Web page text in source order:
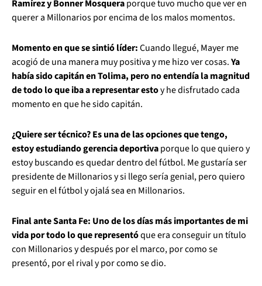
Ramírez y Bonner Mosqueraporque tuvo mucho que ver en
querer a Millonarios por encima de los malos momentos.
Momento en que se sintió líder:Cuando llegué, Mayer me
acogió de una manera muy positiva y me hizo ver cosas.Ya
había sido capitán en Tolima, pero no entendía la magnitud
de todo lo que iba a representar estoy he disfrutado cada
momento en que he sido capitán.
¿Quiere ser técnico? Es una de las opciones que tengo,
estoy estudiando gerencia deportivaporque lo que quiero y
estoy buscando es quedar dentro del fútbol. Me gustaría ser
presidente de Millonarios y si llego sería genial, pero quiero
seguir en el fútbol y ojalá sea en Millonarios.
Final ante Santa Fe: Uno de los días más importantes de mi
vida por todo lo que representóque era conseguir un título
con Millonarios y después por el marco, por como se
presentó, por el rival y por como se dio.